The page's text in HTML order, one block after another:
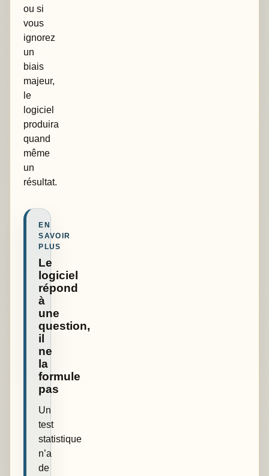
ou si
vous
ignorez
un
biais
majeur,
le
logiciel
produira
quand
même
un
résultat.
EN
SAVOIR
PLUS
Le
logiciel
répond
à
une
question,
il
ne
la
formule
pas
Un
test
statistique
n’a
de